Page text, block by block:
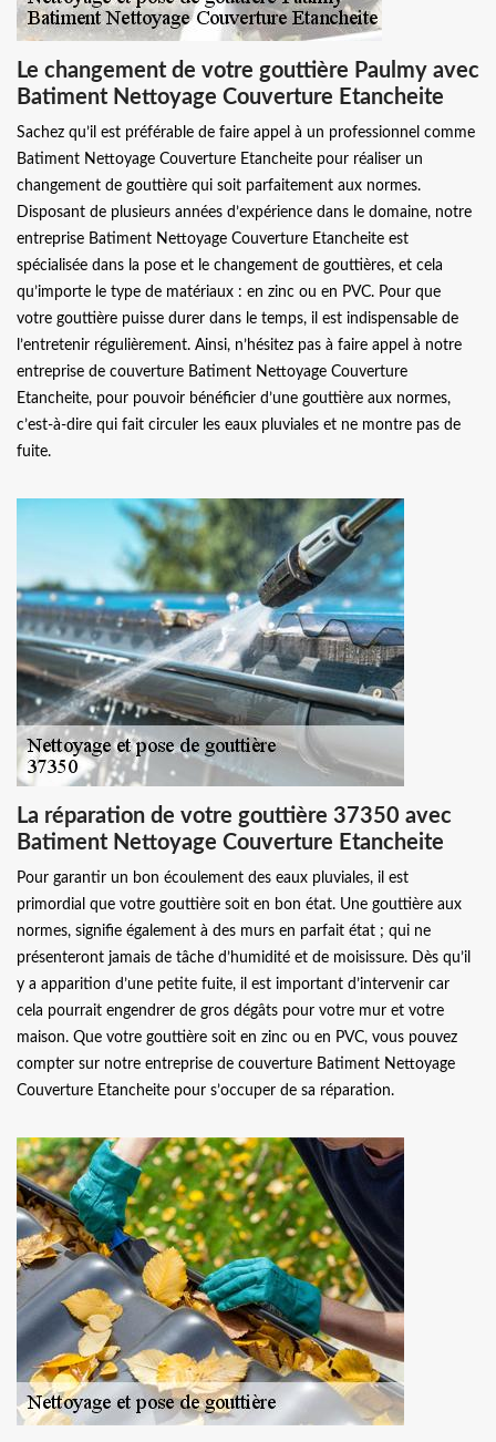
Le changement de votre gouttière Paulmy avec
Batiment Nettoyage Couverture Etancheite
Sachez qu’il est préférable de faire appel à un professionnel comme
Batiment Nettoyage Couverture Etancheite pour réaliser un
changement de gouttière qui soit parfaitement aux normes.
Disposant de plusieurs années d’expérience dans le domaine, notre
entreprise Batiment Nettoyage Couverture Etancheite est
spécialisée dans la pose et le changement de gouttières, et cela
qu’importe le type de matériaux : en zinc ou en PVC. Pour que
votre gouttière puisse durer dans le temps, il est indispensable de
l’entretenir régulièrement. Ainsi, n’hésitez pas à faire appel à notre
entreprise de couverture Batiment Nettoyage Couverture
Etancheite, pour pouvoir bénéficier d’une gouttière aux normes,
c’est-à-dire qui fait circuler les eaux pluviales et ne montre pas de
fuite.
La réparation de votre gouttière 37350 avec
Batiment Nettoyage Couverture Etancheite
Pour garantir un bon écoulement des eaux pluviales, il est
primordial que votre gouttière soit en bon état. Une gouttière aux
normes, signifie également à des murs en parfait état ; qui ne
présenteront jamais de tâche d’humidité et de moisissure. Dès qu’il
y a apparition d’une petite fuite, il est important d’intervenir car
cela pourrait engendrer de gros dégâts pour votre mur et votre
maison. Que votre gouttière soit en zinc ou en PVC, vous pouvez
compter sur notre entreprise de couverture Batiment Nettoyage
Couverture Etancheite pour s’occuper de sa réparation.